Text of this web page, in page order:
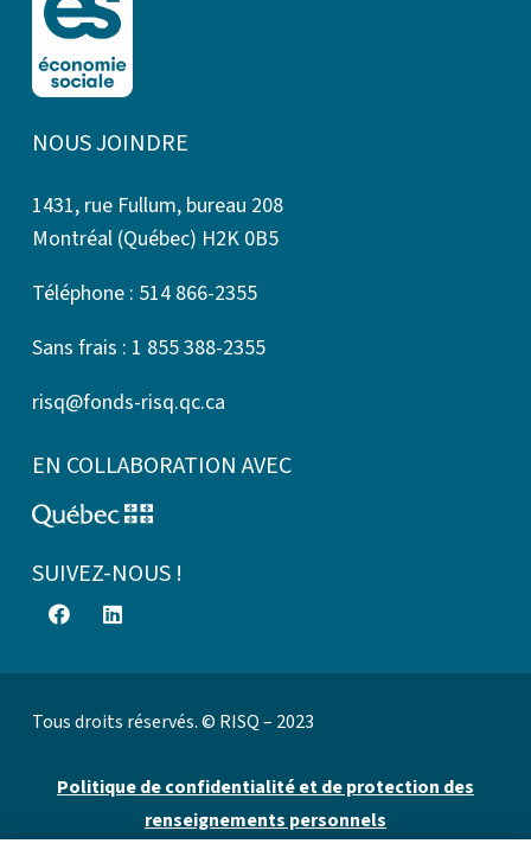
NOUS JOINDRE
1431, rue Fullum, bureau 208
Montréal (Québec) H2K 0B5
Téléphone : 514 866-2355
Sans frais : 1 855 388-2355
risq@fonds-risq.qc.ca
EN COLLABORATION AVEC
SUIVEZ-NOUS !
Tous droits réservés. © RISQ – 2023
Politique de confidentialité et de protection des
renseignements personnels